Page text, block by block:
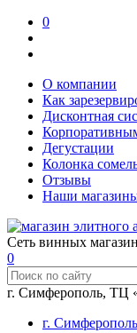
0
О компании
Как
Дисконтная
Дегустации
Колонка
Отзывы
Наши
Сеть винных
0
г. Симферополь, ТЦ
г.